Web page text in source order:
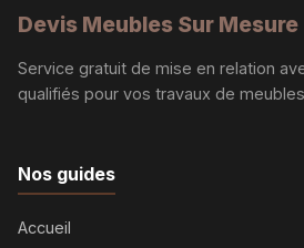
Devis Meubles Sur Mesure
Service gratuit de mise en relation
qualifiés pour vos travaux de
Nos guides
Accueil